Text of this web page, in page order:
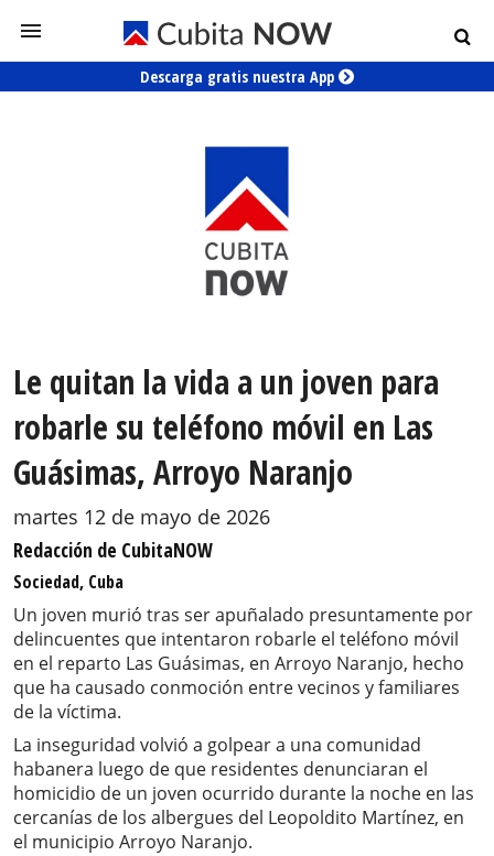
Descarga gratis nuestra App
Le quitan la vida a un joven para
robarle su teléfono móvil en Las
Guásimas, Arroyo Naranjo
martes 12 de mayo de 2026
Redacción de CubitaNOW
Sociedad, Cuba
Un joven murió tras ser apuñalado presuntamente por
delincuentes que intentaron robarle el teléfono móvil
en el reparto Las Guásimas, en Arroyo Naranjo, hecho
que ha causado conmoción entre vecinos y familiares
de la víctima.
La inseguridad volvió a golpear a una comunidad
habanera luego de que residentes denunciaran el
homicidio de un joven ocurrido durante la noche en las
cercanías de los albergues del Leopoldito Martínez, en
el municipio Arroyo Naranjo.